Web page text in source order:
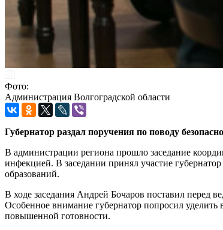
Фото:
Администрация Волгоградской области
Губернатор раздал поручения по поводу
В администрации региона прошло заседание
инфекцией. В заседании принял участие
образований.
В ходе заседания Андрей Бочаров поставил перед
Особенное внимание губернатор попросил
повышенной готовности.